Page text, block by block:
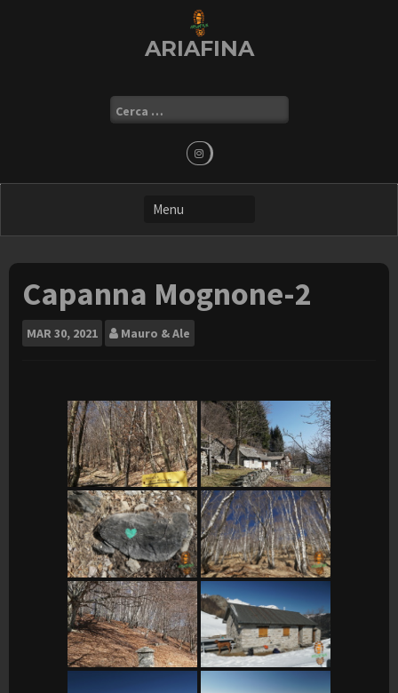
ARIAFINA
Ricerca
per:
Capanna Mognone-2
MAR 30, 2021 Mauro & Ale